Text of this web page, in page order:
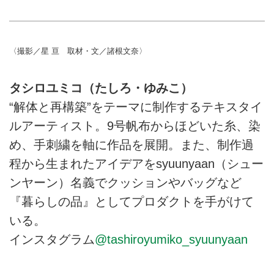
〈撮影／星 亘 取材・文／諸根文奈〉
タシロユミコ（たしろ・ゆみこ）
“解体と再構築”をテーマに制作するテキスタイ
ルアーティスト。9号帆布からほどいた糸、染
め、手刺繍を軸に作品を展開。また、制作過
程から生まれたアイデアをsyuunyaan（シュー
ンヤーン）名義でクッションやバッグなど
『暮らしの品』としてプロダクトを手がけて
いる。
インスタグラム@tashiroyumiko_syuunyaan